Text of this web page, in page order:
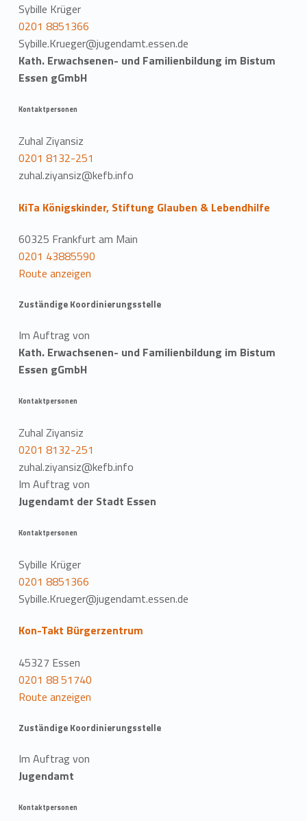
Sybille Krüger
0201 8851366
Sybille.Krueger@jugendamt.essen.de
Kath. Erwachsenen- und Familienbildung im Bistum
Essen gGmbH
Kontaktpersonen
Zuhal Ziyansiz
0201 8132-251
zuhal.ziyansiz@kefb.info
KiTa Königskinder, Stiftung Glauben & Lebendhilfe
60325 Frankfurt am Main
0201 43885590
Route anzeigen
Zuständige Koordinierungsstelle
Im Auftrag von
Kath. Erwachsenen- und Familienbildung im Bistum
Essen gGmbH
Kontaktpersonen
Zuhal Ziyansiz
0201 8132-251
zuhal.ziyansiz@kefb.info
Im Auftrag von
Jugendamt der Stadt Essen
Kontaktpersonen
Sybille Krüger
0201 8851366
Sybille.Krueger@jugendamt.essen.de
Kon-Takt Bürgerzentrum
45327 Essen
0201 88 51740
Route anzeigen
Zuständige Koordinierungsstelle
Im Auftrag von
Jugendamt
Kontaktpersonen